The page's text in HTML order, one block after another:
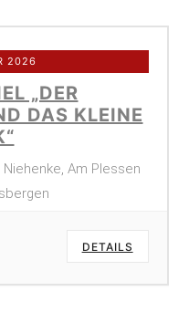
2026
„DER
DAS KLEINE
Am Plessen
DETAILS